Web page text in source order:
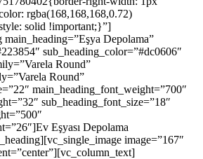
rgba(168,168,168,0.72)
solid !important;}”]
Depolama”
sub_heading_color=”#dc0606″
Round”
Round”
main_heading_font_weight=”700″
sub_heading_font_size=”18″
Eşyası Depolama
image=”167″